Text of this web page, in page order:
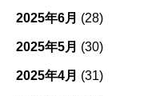
2025年6月 (28)
2025年5月 (30)
2025年4月 (31)